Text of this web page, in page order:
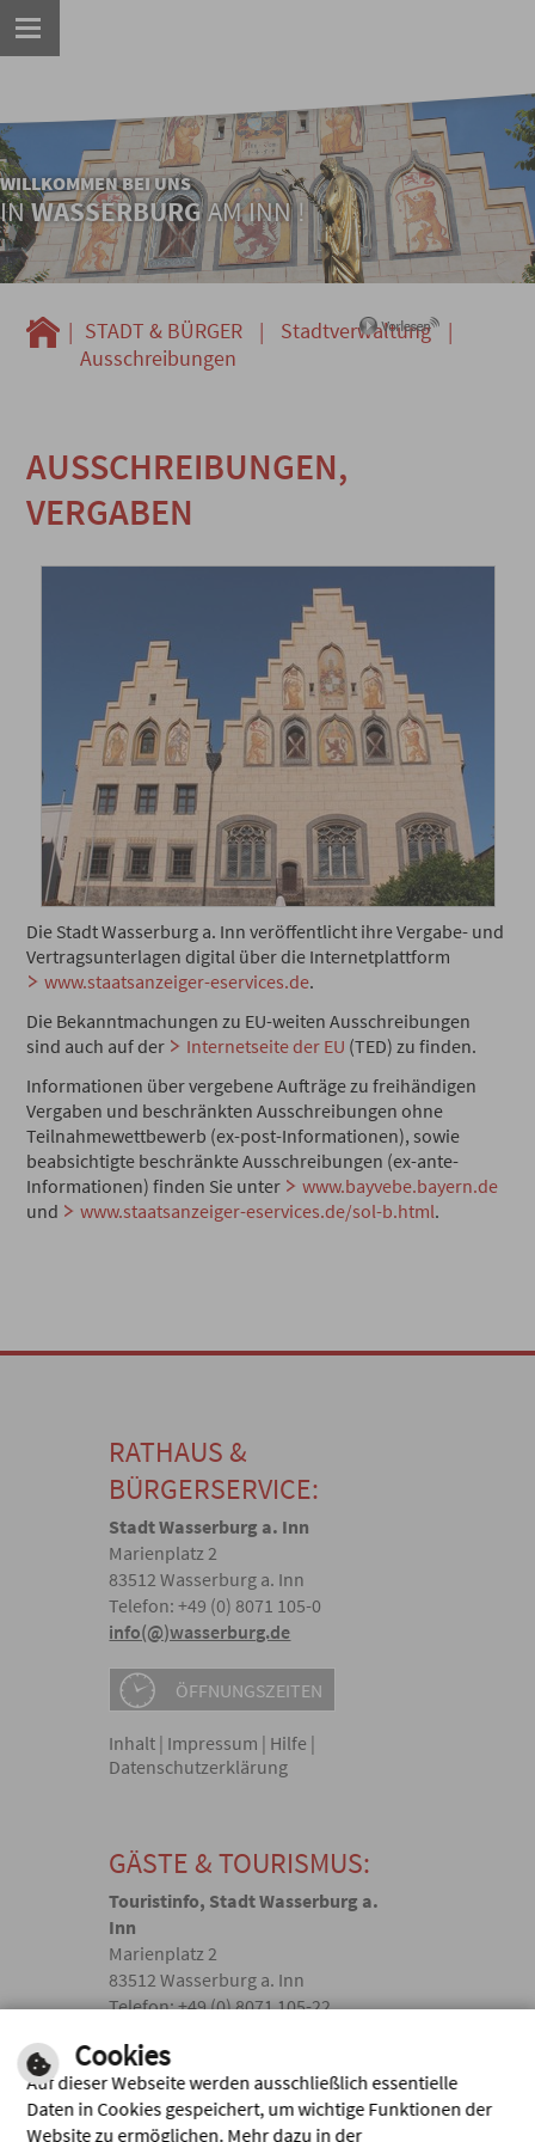
WILLKOMMEN BEI UNS
INWASSERBURGAM INN !
| STADT & BÜRGER | Stadtverwaltung |
Ausschreibungen
AUSSCHREIBUNGEN,
VERGABEN
Die Stadt Wasserburg a. Inn veröffentlicht ihre Vergabe- und
Vertragsunterlagen digital über die Internetplattform
www.staatsanzeiger-eservices.de.
Die Bekanntmachungen zu EU-weiten Ausschreibungen
sind auch auf der
Internetseite der EU (TED) zu finden.
Informationen über vergebene Aufträge zu freihändigen
Vergaben und beschränkten Ausschreibungen ohne
Teilnahmewettbewerb (ex-post-Informationen), sowie
beabsichtigte beschränkte Ausschreibungen (ex-ante-
Informationen) finden Sie unter
www.bayvebe.bayern.de
und
www.staatsanzeiger-eservices.de/sol-b.html.
RATHAUS &
BÜRGERSERVICE:
Stadt Wasserburg a. Inn
Marienplatz 2
83512 Wasserburg a. Inn
Telefon: +49 (0) 8071 105-0
info(@)wasserburg.de
ÖFFNUNGSZEITEN
Inhalt | Impressum | Hilfe |
Datenschutzerklärung
GÄSTE & TOURISMUS:
Touristinfo, Stadt Wasserburg a.
Inn
Marienplatz 2
83512 Wasserburg a. Inn
Telefon: +49 (0) 8071 105-22
Facebook
Cookies
Auf dieser Webseite werden ausschließlich essentielle
Daten in Cookies gespeichert, um wichtige Funktionen der
Website zu ermöglichen. Mehr dazu in der